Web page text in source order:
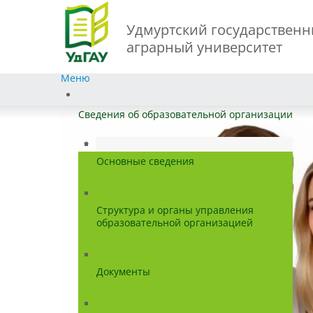
Удмуртский
аграрный университет
Меню
Сведения об образовательной организации
Основные сведения
Структура и органы управления
образовательной организацией
Документы